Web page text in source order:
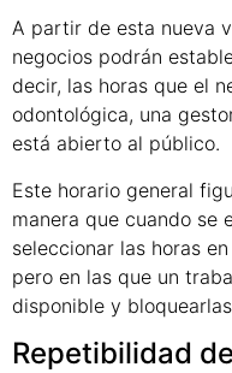
A partir de esta nueva
negocios podrán
decir, las horas que el
odontológica, una
está abierto al público.
Este horario general
manera que cuando se
seleccionar las horas
pero en las que un
disponible y
Repetibilidad